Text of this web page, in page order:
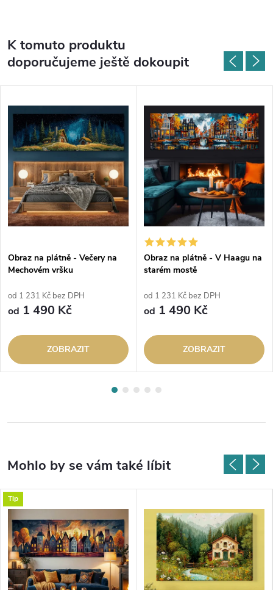
K tomuto produktu
doporučujeme ještě dokoupit
Obraz na plátně - Večery na
Mechovém vršku
od 1 231 Kč bez DPH
od 1 490 Kč
ZOBRAZIT
Obraz na plátně - V Haagu na
starém mostě
od 1 231 Kč bez DPH
od 1 490 Kč
ZOBRAZIT
Tip